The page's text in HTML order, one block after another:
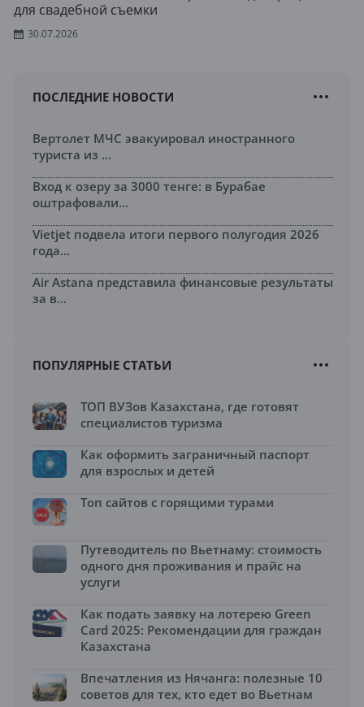
для свадебной съемки
30.07.2026
ПОСЛЕДНИЕ НОВОСТИ
Вертолет МЧС эвакуировал иностранного
туриста из ...
Вход к озеру за 3000 тенге: в Бурабае
оштрафовали...
Vietjet подвела итоги первого полугодия 2026
года...
Air Astana представила финансовые результаты
за в...
ПОПУЛЯРНЫЕ СТАТЬИ
ТОП ВУЗов Казахстана, где готовят
специалистов туризма
Как оформить заграничный паспорт
для взрослых и детей
Топ сайтов с горящими турами
Путеводитель по Вьетнаму: стоимость
одного дня проживания и прайс на
услуги
Как подать заявку на лотерею Green
Card 2025: Рекомендации для граждан
Казахстана
Впечатления из Нячанга: полезные 10
советов для тех, кто едет во Вьетнам